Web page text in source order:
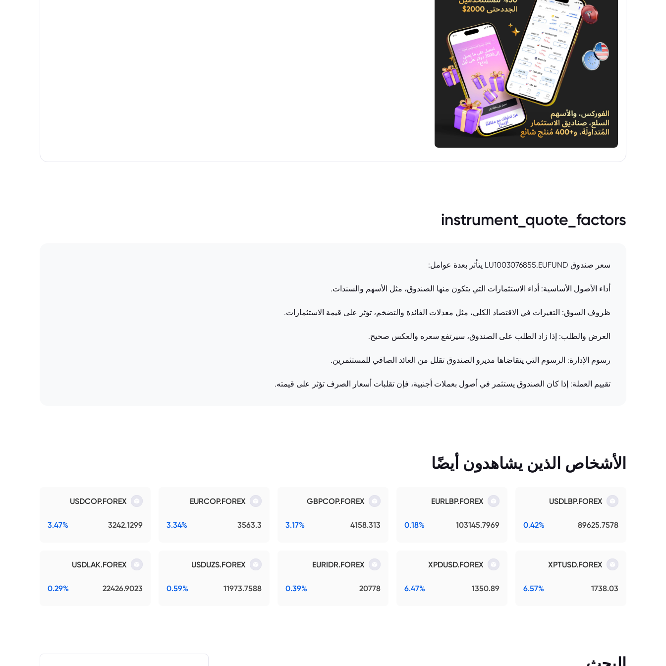
instrument_quote_factors
سعر صندوق LU1003076855.EUFUND يتأثر بعدة عوامل:
أداء الأصول الأساسية: أداء الاستثمارات التي يتكون منها الصندوق، مثل الأسهم والسندات.
ظروف السوق: التغيرات في الاقتصاد الكلي، مثل معدلات الفائدة والتضخم، تؤثر على قيمة الاستثمارات.
العرض والطلب: إذا زاد الطلب على الصندوق، سيرتفع سعره والعكس صحيح.
رسوم الإدارة: الرسوم التي يتقاضاها مديرو الصندوق تقلل من العائد الصافي للمستثمرين.
تقييم العملة: إذا كان الصندوق يستثمر في أصول بعملات أجنبية، فإن تقلبات أسعار الصرف تؤثر على قيمته.
الأشخاص الذين يشاهدون أيضًا
USDLBP.FOREX
89625.7578
0.42%
EURLBP.FOREX
103145.7969
0.18%
GBPCOP.FOREX
4158.313
3.17%
EURCOP.FOREX
3563.3
3.34%
USDCOP.FOREX
3242.1299
3.47%
XPTUSD.FOREX
1738.03
6.57%
XPDUSD.FOREX
1350.89
6.47%
EURIDR.FOREX
20778
0.39%
USDUZS.FOREX
11973.7588
0.59%
USDLAK.FOREX
22426.9023
0.29%